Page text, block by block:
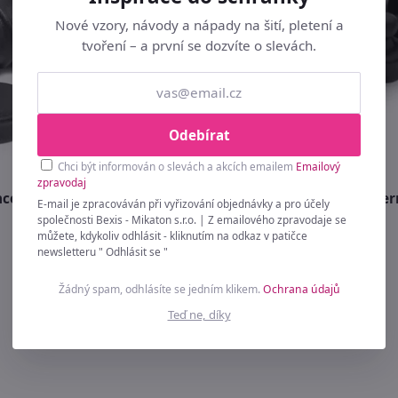
magnety, černé -
Magnetické figurky M2
10 kusů
Nové vzory, návody a nápady na šití, pletení a
tvoření – a první se dozvíte o slevách.
Odebírat
Chci být informován o slevách a akcích emailem Emailový
zpravodaj
E-mail je zpracováván při vyřizování objednávky a pro účely
společnosti Bexis - Mikaton s.r.o. | Z emailového zpravodaje se
můžete, kdykoliv odhlásit - kliknutím na odkaz v patičce
newsletteru " Odhlásit se "
Žádný spam, odhlásíte se jedním klikem.Ochrana údajů
Teď ne, díky